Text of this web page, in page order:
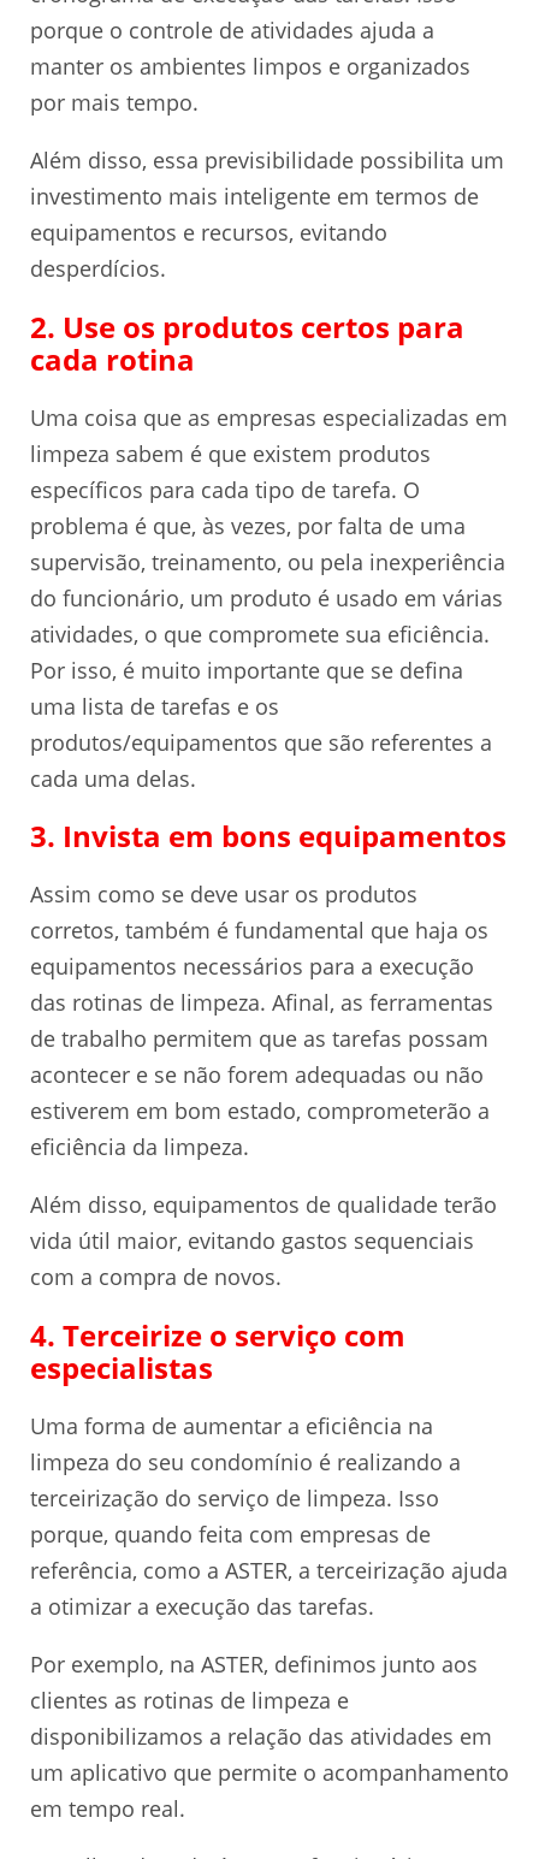
porque o controle de atividades ajuda a
manter os ambientes limpos e organizados
por mais tempo.
Além disso, essa previsibilidade possibilita um
investimento mais inteligente em termos de
equipamentos e recursos, evitando
desperdícios.
2. Use os produtos certos para
cada rotina
Uma coisa que as empresas especializadas em
limpeza sabem é que existem produtos
específicos para cada tipo de tarefa. O
problema é que, às vezes, por falta de uma
supervisão, treinamento, ou pela inexperiência
do funcionário, um produto é usado em várias
atividades, o que compromete sua eficiência.
Por isso, é muito importante que se defina
uma lista de tarefas e os
produtos/equipamentos que são referentes a
cada uma delas.
3. Invista em bons equipamentos
Assim como se deve usar os produtos
corretos, também é fundamental que haja os
equipamentos necessários para a execução
das rotinas de limpeza. Afinal, as ferramentas
de trabalho permitem que as tarefas possam
acontecer e se não forem adequadas ou não
estiverem em bom estado, comprometerão a
eficiência da limpeza.
Além disso, equipamentos de qualidade terão
vida útil maior, evitando gastos sequenciais
com a compra de novos.
4. Terceirize o serviço com
especialistas
Uma forma de aumentar a eficiência na
limpeza do seu condomínio é realizando a
terceirização do serviço de limpeza. Isso
porque, quando feita com empresas de
referência, como a ASTER, a terceirização ajuda
a otimizar a execução das tarefas.
Por exemplo, na ASTER, definimos junto aos
clientes as rotinas de limpeza e
disponibilizamos a relação das atividades em
um aplicativo que permite o acompanhamento
em tempo real.